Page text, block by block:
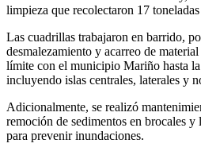
limpieza que recolectaron 17 toneladas
Las cuadrillas trabajaron en barrido,
desmalezamiento y acarreo de
límite con el municipio Mariño hasta
incluyendo islas centrales, laterales y
Adicionalmente, se realizó
remoción de sedimentos en brocales
para prevenir inundaciones.